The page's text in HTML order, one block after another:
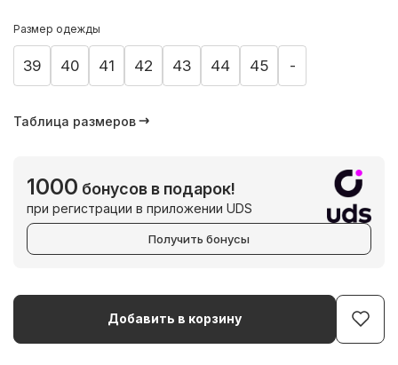
Размер одежды
39 40 41 42 43 44 45 -
Таблица размеров
1000 бонусов в подарок!
при регистрации в приложении UDS
Получить бонусы
Добавить в корзину